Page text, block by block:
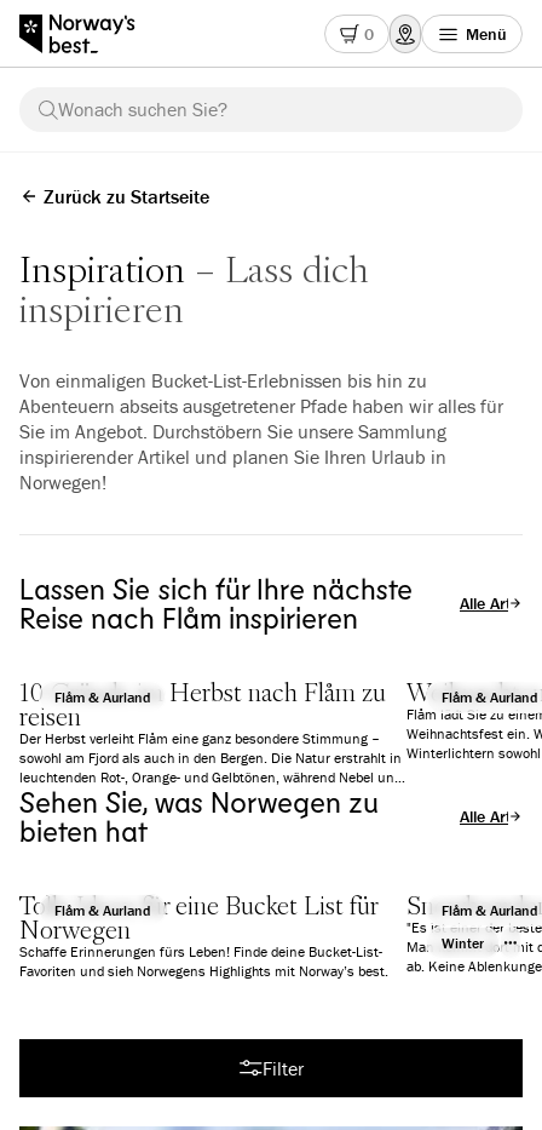
0 Menü
Wonach suchen Sie?
Zurück zu Startseite
Inspiration
Lass dich
inspirieren
Von einmaligen Bucket-List-Erlebnissen bis hin zu
Abenteuern abseits ausgetretener Pfade haben wir alles für
Sie im Angebot. Durchstöbern Sie unsere Sammlung
inspirierender Artikel und planen Sie Ihren Urlaub in
Norwegen!
Lassen Sie sich für Ihre nächste
Reise nach Flåm inspirieren
Alle Artikel
Flåm & Aurland
10 Gründe im Herbst nach Flåm zu
reisen
Der Herbst verleiht Flåm eine ganz besondere Stimmung –
sowohl am Fjord als auch in den Bergen. Die Natur erstrahlt in
leuchtenden Rot-, Orange- und Gelbtönen, während Nebel und
tiefe Wolken eine fast schon mystische Atmosphäre schaffen.
Es ist ruhiger als im Sommer, aber mindestens genauso
beeindruckend. Wir zeigen Ihnen 10 gute Gründe, warum sich
Flåm & Aurland
Flåm lädt Sie zu
Weihnachtsfest ein.
Winterlichtern
Sehen Sie, was Norwegen zu
bieten hat
Alle Artikel
Flåm & Aurland
Tolle Ideen für eine Bucket List für
Norwegen
Schaffe Erinnerungen fürs Leben! Finde deine Bucket-List-
Favoriten und sieh Norwegens Highlights mit Norway’s best.
Flåm & Aurland
Winter
"Es ist einer der
Man kommt dort mit
ab. Keine
Filter